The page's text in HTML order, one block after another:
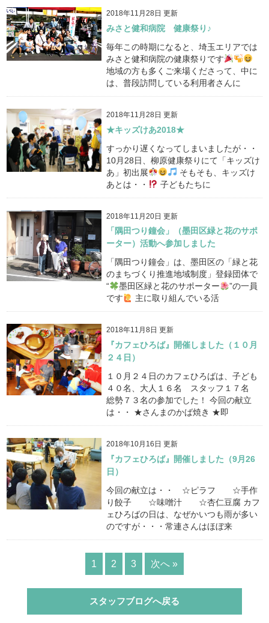
2018年11月28日 更新
みさと健和病院 健康祭り♪
毎年この時期になると、埼玉エリアでは
みさと健和病院の健康祭りです
地域の方も多くご来場くださって、中に
は、普段訪問している利用者さんに
2018年11月28日 更新
★キッズけあ2018★
すっかり遅くなってしまいましたが・・
10月28日、柳原健康祭りにて「キッズけ
あ」初出展
そもそも、キッズけ
あとは・・
子どもたちに
2018年11月20日 更新
「隅田つり鐘会」（墨田区緑と花のサポ
ーター）活動へ参加しました
「隅田つり鐘会」は、墨田区の「緑と花
のまちづくり推進地域制度」登録団体で
“
墨田区緑と花のサポーター
”の一員
です
主に取り組んでいる活
2018年11月8日 更新
『カフェひろば』開催しました（１０月
２４日）
１０月２４日のカフェひろばは、子ども
４０名、大人１６名 スタッフ１７名
総勢７３名の参加でした！ 今回の献立
は・・ ★さんまのかば焼き ★即
2018年10月16日 更新
『カフェひろば』開催しました（9月26
日）
今回の献立は・・ ☆ピラフ ☆手作
り餃子 ☆味噌汁 ☆杏仁豆腐 カフ
ェひろばの日は、なぜかいつも雨が多い
のですが・・・常連さんはほぼ来
1 2 3 次へ »
スタッフブログへ戻る